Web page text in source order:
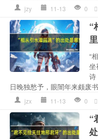
jzy 11-13 0
“
里
“
坐
诗
日晚独愁予，眼闇年来颇废
jzx 11-13 0
“